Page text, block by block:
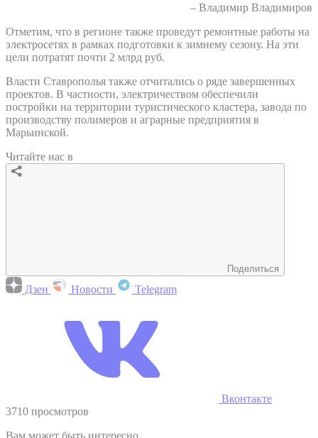
– Владимир Владимиров
Отметим, что в регионе также проведут ремонтные работы на
электросетях в рамках подготовки к зимнему сезону. На эти
цели потратят почти 2 млрд руб.
Власти Ставрополья также отчитались о ряде завершенных
проектов. В частности, электричеством обеспечили
постройки на территории туристического кластера, завода по
производству полимеров и аграрные предприятия в
Марьинской.
Читайте нас в
Поделиться
Дзен Новости Telegram
Вконтакте
3710 просмотров
Вам может быть интересно